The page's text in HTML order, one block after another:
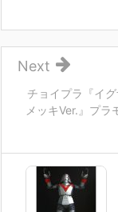
チョイプラ『イ
メッキVer.』プラ
Next